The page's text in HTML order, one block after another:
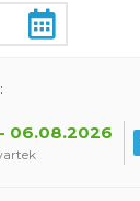
06.08.2026